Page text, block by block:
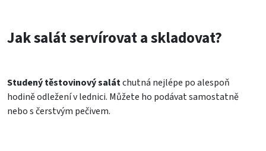
Jak salát servírovat a skladovat?
Studený těstovinový salátchutná nejlépe po alespoň
hodině odležení v lednici. Můžete ho podávat samostatně
nebo s čerstvým pečivem.